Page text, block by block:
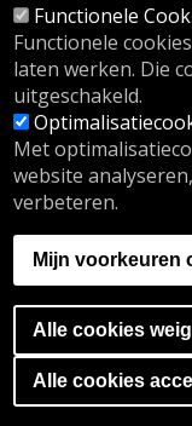
©
Emile
Tel. :02/
A
Functionele
Functionele
laten werken. Die
uitgeschakeld.
Met
website
verbeteren.
Mijn voorkeuren
Alle cookies
Alle cookies